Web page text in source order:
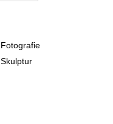
Fotografie
Skulptur